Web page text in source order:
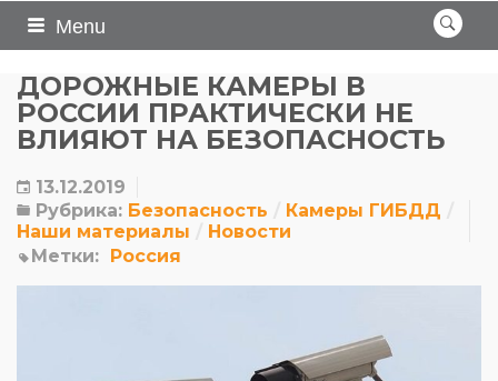
Menu
ДОРОЖНЫЕ КАМЕРЫ В
РОССИИ ПРАКТИЧЕСКИ НЕ
ВЛИЯЮТ НА БЕЗОПАСНОСТЬ
13.12.2019
Рубрика: Безопасность
Камеры ГИБДД
Наши материалы
Новости
Метки: Россия